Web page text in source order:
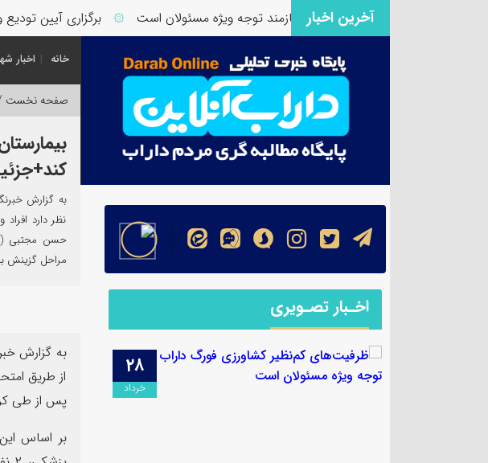
آخرین اخبار
کم‌نظیر کشاورزی فورگ داراب نیازمند توجه ویژه مسئولان است ۞ برگزاری آیین تودیع و
خانه اخبار
صفحه نخست
به گزارش
نظر دارد
حسن مجتبی
مراحل گزینش
به گزارش
از طریق
پس از طی
اخـبار تصـویری
۲۸
خرداد